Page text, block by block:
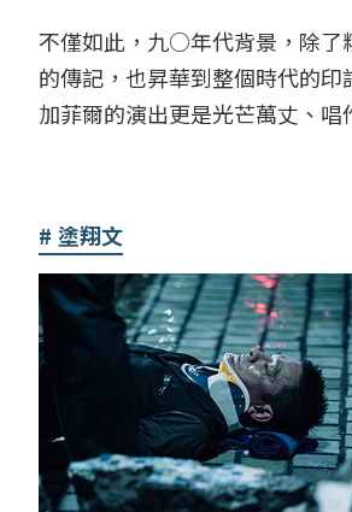
不僅如此，九○年代背景，除了
的傳記，也昇華到整個時代的
加菲爾的演出更是光芒萬丈、
塗翔文